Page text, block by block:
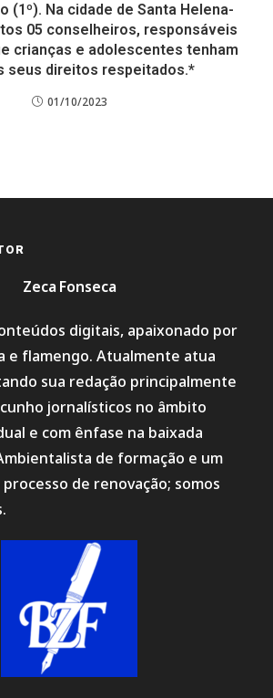
(1º). Na cidade de Santa Helena-
05 conselheiros, responsáveis
crianças e adolescentes tenham
seus direitos respeitados.*
01/10/2023
Zeca Fonseca
digitais, apaixonado por
e flamengo. Atualmente atua
sua redação principalmente
jornalísticos no âmbito
e com ênfase na baixada
de formação e um
de renovação; somos